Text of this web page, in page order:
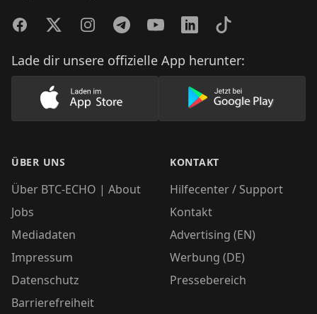
FacebookTwitterInstagramTelegramYouTubeLinkedInTikTok
Lade dir unsere offizielle App herunter:
Lade unsere App im AppStore herunter
Lade unsere
ÜBER UNS
Über BTC-ECHO | About
Jobs
Mediadaten
Impressum
Datenschutz
Barrierefreiheit
KONTAKT
Hilfecenter / Support
Kontakt
Advertising (EN)
Werbung (DE)
Pressebereich